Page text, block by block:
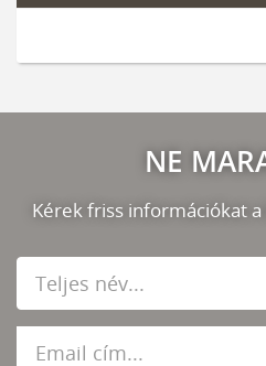
NE
Kérek friss információkat